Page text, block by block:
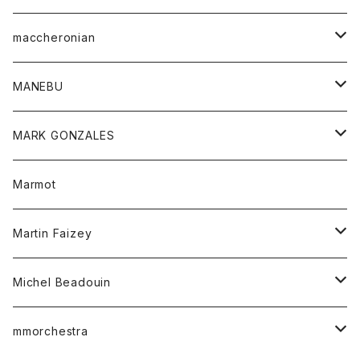
Tシャツ
ベスト
ポロシャツ
ロングスリーブTシャツ
セーター
チュニック
ワンピース
Tシャツ
カットソー
シャツ
ロングスリーブテーシャツ
maccheronian
靴
MANEBU
靴
MARK GONZALES
トップス
Tシャツ
Marmot
Martin Faizey
ベルト
Michel Beadouin
トップス
mmorchestra